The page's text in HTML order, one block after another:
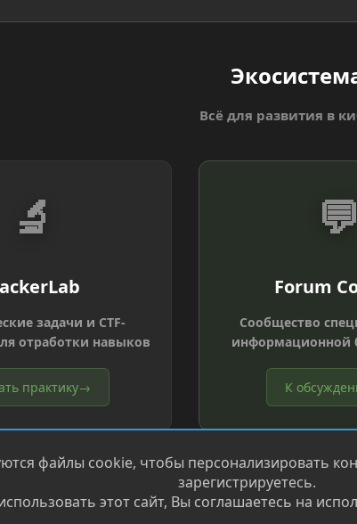
Всё для развития в
🔬
задачи и CTF-
отработки навыков
практику→
💬
Forum
Сообщество
информационной
К
© 2010-2026 XenForo Ltd. Перевод от Jumuro®
файлы cookie, чтобы персонализировать
зарегистрируетесь.
этот сайт, Вы соглашаетесь на